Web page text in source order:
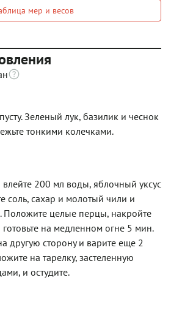
мер и весов
Зеленый лук, базилик и чеснок
тонкими колечками.
200 мл воды, яблочный уксус
соль, сахар и молотый чили и
Положите целые перцы, накройте
на медленном огне 5 мин.
другую сторону и варите еще 2
на тарелку, застеленную
и остудите.